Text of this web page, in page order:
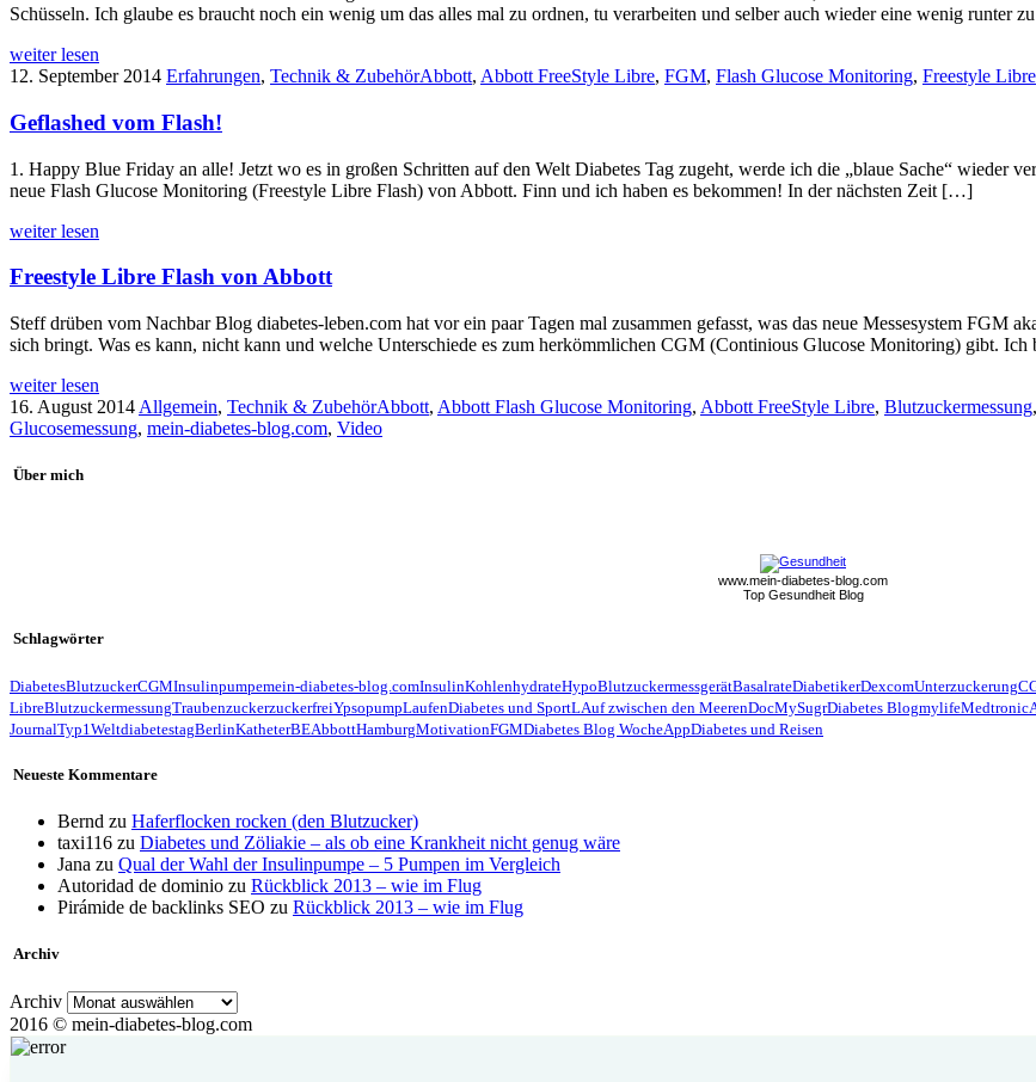
Schüsseln. Ich glaube es braucht noch ein wenig um das alles mal zu ordnen, tu verarbeiten und selber auch wieder eine wenig runter
weiter lesen
12. September 2014 Erfahrungen, Technik & ZubehörAbbott, Abbott FreeStyle Libre, FGM, Flash Glucose Monitoring, Freestyle Libre
Geflashed vom Flash!
1. Happy Blue Friday an alle! Jetzt wo es in großen Schritten auf den Welt Diabetes Tag zugeht, werde ich die „blaue Sache“ wieder
neue Flash Glucose Monitoring (Freestyle Libre Flash) von Abbott. Finn und ich haben es bekommen! In der nächsten Zeit […]
weiter lesen
Freestyle Libre Flash von Abbott
Steff drüben vom Nachbar Blog diabetes-leben.com hat vor ein paar Tagen mal zusammen gefasst, was das neue Messesystem FGM
sich bringt. Was es kann, nicht kann und welche Unterschiede es zum herkömmlichen CGM (Continious Glucose Monitoring) gibt.
weiter lesen
16. August 2014 Allgemein, Technik & ZubehörAbbott, Abbott Flash Glucose Monitoring, Abbott FreeStyle Libre, Blutzuckermessung,
Glucosemessung, mein-diabetes-blog.com, Video
Über mich
www.mein-diabetes-blog.com
Top Gesundheit Blog
Schlagwörter
DiabetesBlutzuckerCGMInsulinpumpemein-diabetes-blog.comInsulinKohlenhydrateHypoBlutzuckermessgerätBasalrateDiabetikerDexcomUnterzuckerung
LibreBlutzuckermessungTraubenzuckerzuckerfreiYpsopumpLaufenDiabetes und SportLAuf zwischen den MeerenDocMySugrDiabetes BlogmylifeMedtronic
JournalTyp1 WeltdiabetestagBerlinKatheterBEAbbottHamburgMotivationFGMDiabetes Blog WocheAppDiabetes und Reisen
Neueste Kommentare
Bernd zu Haferflocken rocken (den Blutzucker)
taxi116 zu Diabetes und Zöliakie – als ob eine Krankheit nicht genug wäre
Jana zu Qual der Wahl der Insulinpumpe – 5 Pumpen im Vergleich
Autoridad de dominio zu Rückblick 2013 – wie im Flug
Pirámide de backlinks SEO zu Rückblick 2013 – wie im Flug
Archiv
Archiv
2016 © mein-diabetes-blog.com